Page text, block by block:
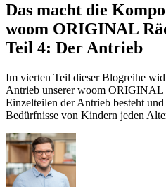
Das macht die
woom ORIGINAL
Teil 4: Der Antrieb
Im vierten Teil dieser Blogreihe
Antrieb unserer woom ORIGINAL
Einzelteilen der Antrieb besteht
Bedürfnisse von Kindern jeden